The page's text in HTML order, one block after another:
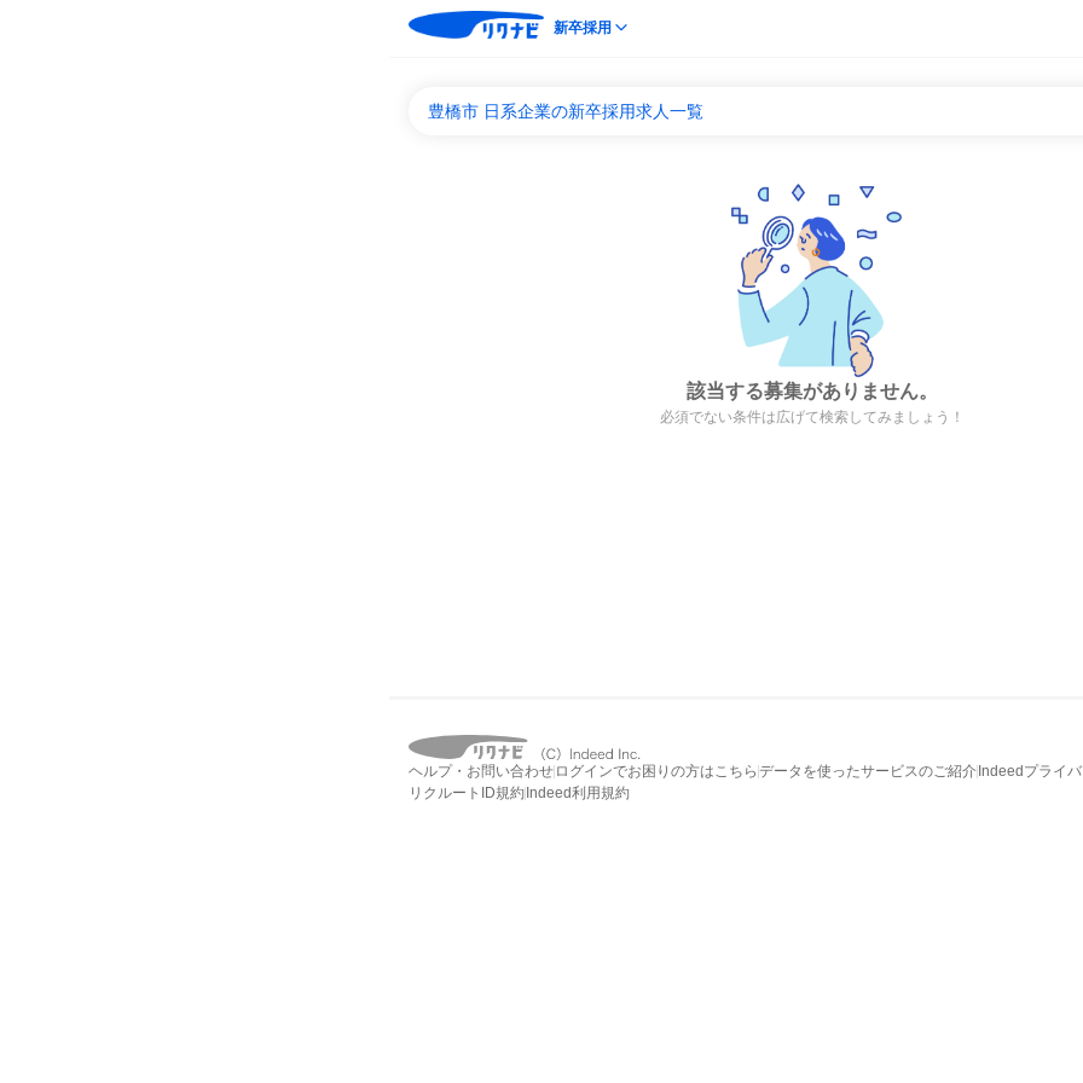
新卒採用
豊橋市 日系企業の新卒採用求人一覧
該当する募集がありません。
必須でない条件は広げて検索してみましょう！
ヘルプ・お問い合わせ ログインでお困りの方はこちら データを使ったサービスのご紹介 Indeedプライ
リクルートID規約 Indeed利用規約